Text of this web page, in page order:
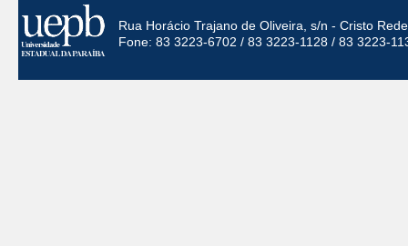
Rua Horácio Trajano de Oliveira, s/n - Cristo
Fone: 83 3223-6702 / 83 3223-1128 / 83 3223-